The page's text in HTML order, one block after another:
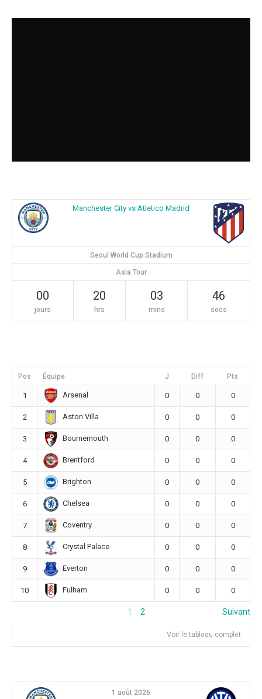
Manchester City vs Atletico Madrid
Seoul World Cup Stadium
Asia Tour
00
jours
20
hrs
03
mins
45
secs
Pos Équipe J Diff Pts
1 Arsenal 0 0 0
2 Aston Villa 0 0 0
3 Bournemouth 0 0 0
4 Brentford 0 0 0
5 Brighton 0 0 0
6 Chelsea 0 0 0
7 Coventry 0 0 0
8 Crystal Palace 0 0 0
9 Everton 0 0 0
10 Fulham 0 0 0
1 2 Suivant
Voir le tableau complet
1 août 2026